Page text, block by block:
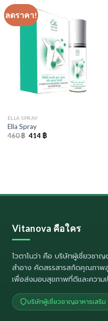
ลดราคา!
ELLA SPRAY
Ella Spray
460฿ Original
414 ฿Current
Vitanova คือใคร
ไวตาโนว่า คือ บริษัทผู้เชี่ยวชาญ
สำอาง คัดสรรสารสกัดคุณภาพ
เพื่อส่งมอบสุขภาพที่ดีและควา
บริษัทผู้เชี่ยวชาญอาหารเสริม